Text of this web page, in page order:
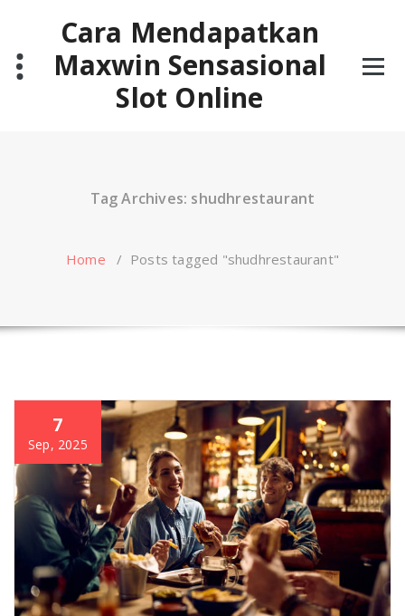
Cara Mendapatkan
Maxwin Sensasional
Slot Online
Tag Archives: shudhrestaurant
Home / Posts tagged "shudhrestaurant"
7
Sep, 2025